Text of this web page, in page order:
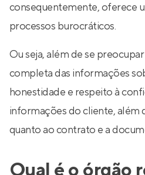
consequentemente, oferece
processos burocráticos.
Ou seja, além de se
completa das informações
honestidade e respeito à
informações do cliente, além
quanto ao contrato e a